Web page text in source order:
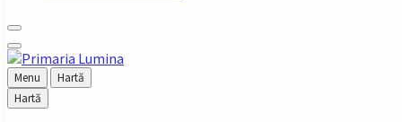
Menu
Hartă
Hartă